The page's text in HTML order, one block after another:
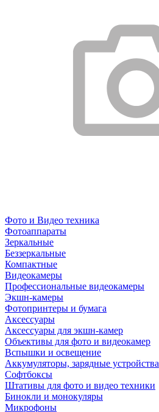
Фото и Видео техника
Фотоаппараты
Зеркальные
Беззеркальные
Компактные
Видеокамеры
Профессиональные видеокамеры
Экшн-камеры
Фотопринтеры и бумага
Аксессуары
Аксессуары для экшн-камер
Объективы для фото и видеокамер
Вспышки и освещение
Аккумуляторы, зарядные устройства
Софтбоксы
Штативы для фото и видео техники
Бинокли и монокуляры
Микрофоны